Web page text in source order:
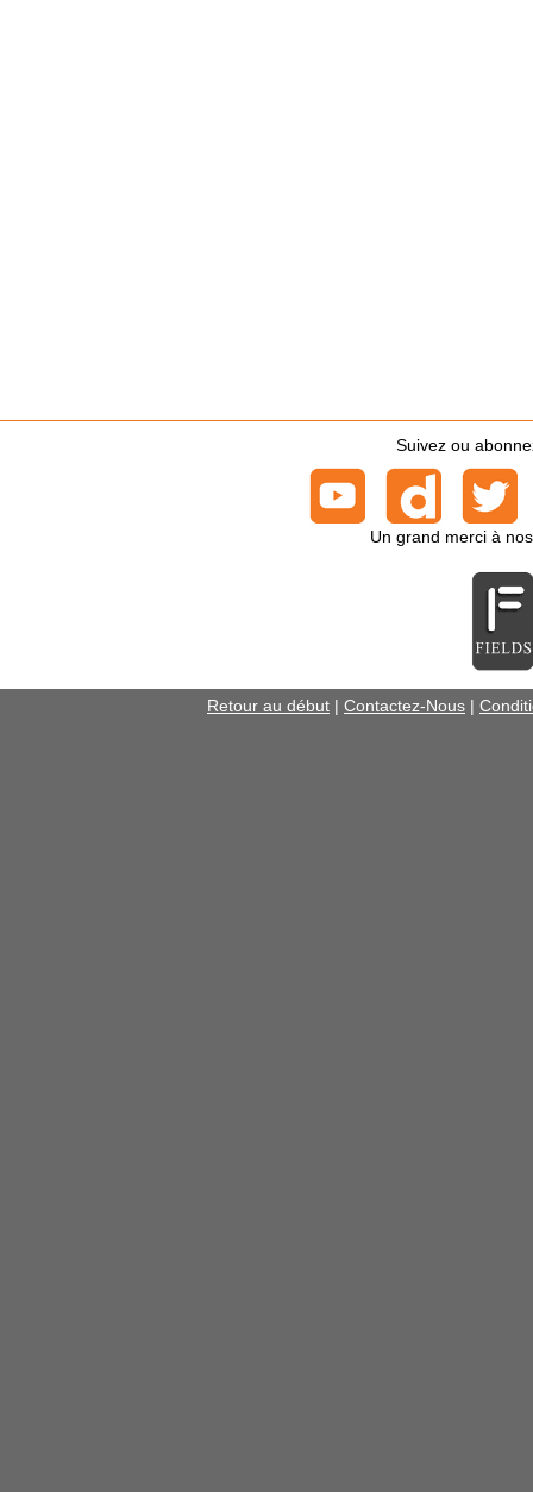
Suivez ou
Un grand merci à
Retour au début | Contactez-Nous |